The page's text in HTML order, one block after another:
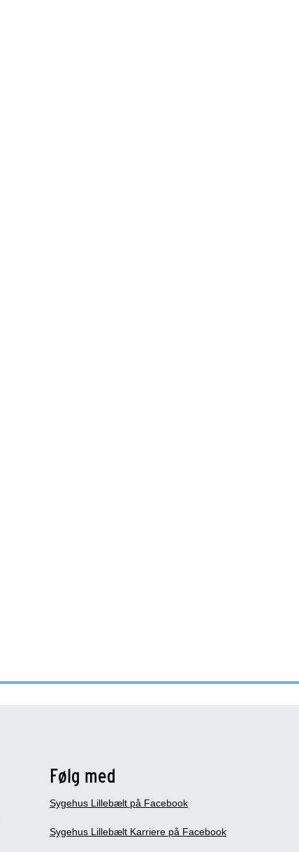
Følg med
Sygehus Lillebælt på Facebook
Sygehus Lillebælt Karriere på Facebook